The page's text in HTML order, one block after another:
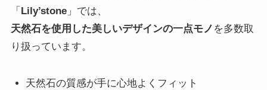
「 Lily’stone」では、
天然石を使用した美しいデザインの一点モノ を多数取
り扱っています。
天然石の質感が手に心地よくフィット